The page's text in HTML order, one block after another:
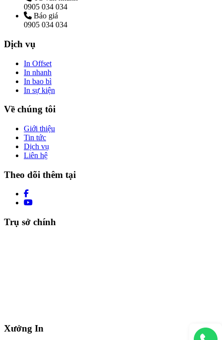
0905 034 034
Báo giá
0905 034 034
Dịch vụ
In Offset
In nhanh
In bao bì
In sự kiện
Về chúng tôi
Giới thiệu
Tin tức
Dịch vụ
Liên hệ
Theo dõi thêm tại
Trụ sở chính
Xưởng In